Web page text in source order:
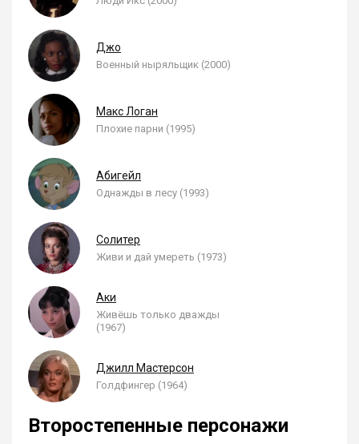
Джо
Военный ныряльщик (2000)
Макс Логан
Плохие парни (1995)
Абигейл
Однажды в лесу (1993)
Солитер
Живи и дай умереть (1973)
Аки
Живёшь только дважды
(1967)
Джилл Мастерсон
Голдфингер (1964)
Второстепенные персонажи